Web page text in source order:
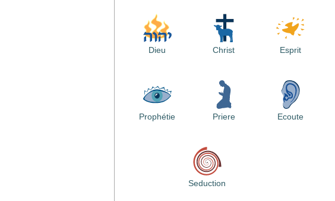
Dieu Christ Esprit
Prophétie Priere Ecoute
Seduction